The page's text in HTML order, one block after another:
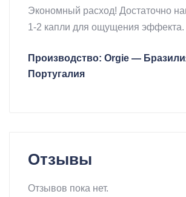
Экономный расход! Достаточно
1-2 капли для ощущения эффекта.
Производство: Orgie —
Португалия
Отзывы
Отзывов пока нет.